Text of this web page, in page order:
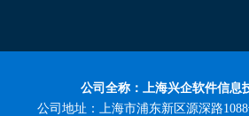
公司全称：上海兴企软件信息
公司地址：上海市浦东新区源深路